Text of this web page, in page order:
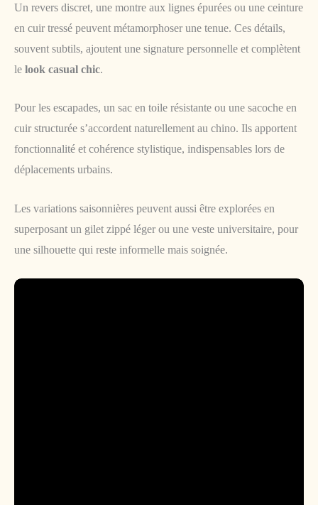
Un revers discret, une montre aux lignes épurées ou une ceinture
en cuir tressé peuvent métamorphoser une tenue. Ces détails,
souvent subtils, ajoutent une signature personnelle et complètent
le look casual chic.
Pour les escapades, un sac en toile résistante ou une sacoche en
cuir structurée s’accordent naturellement au chino. Ils apportent
fonctionnalité et cohérence stylistique, indispensables lors de
déplacements urbains.
Les variations saisonnières peuvent aussi être explorées en
superposant un gilet zippé léger ou une veste universitaire, pour
une silhouette qui reste informelle mais soignée.